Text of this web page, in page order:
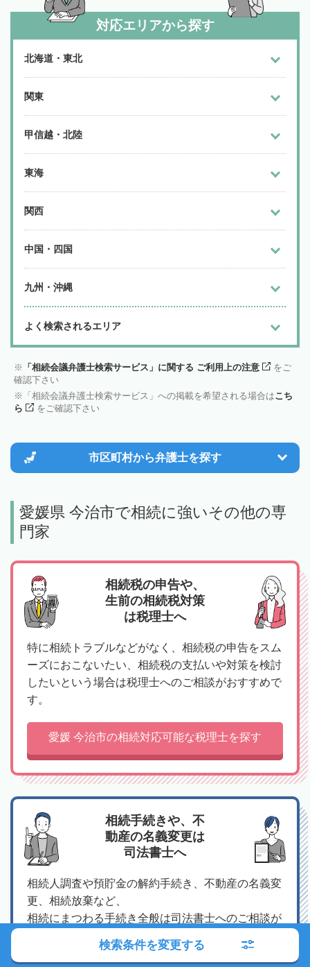
対応エリアから探す
北海道・東北
関東
甲信越・北陸
東海
関西
中国・四国
九州・沖縄
よく検索されるエリア
「相続会議弁護士検索サービス」に関する ご利用上の注意
をご
確認下さい
「相続会議弁護士検索サービス」への掲載を希望される場合はこち
ら
をご確認下さい
市区町村から弁護士を探す
愛媛県 今治市で相続に強いその他の専
門家
相続税の申告や、
生前の相続税対策
は税理士へ
特に相続トラブルなどがなく、相続税の申告をスム
ーズにおこないたい、相続税の支払いや対策を検討
したいという場合は税理士へのご相談がおすすめで
す。
愛媛 今治市の相続対応可能な税理士を探す
相続手続きや、不
動産の名義変更は
司法書士へ
相続人調査や預貯金の解約手続き、不動産の名義変
更、相続放棄など、
相続にまつわる手続き全般は司法書士へのご相談が
検索条件を変更する